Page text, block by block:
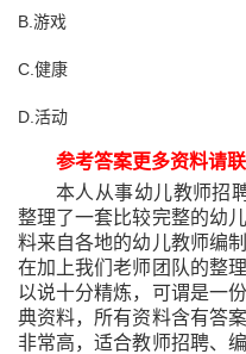
B.游戏
C.健康
D.活动
参考答案更多资料请
本人从事幼儿教师招
整理了一套比较完整的幼
料来自各地的幼儿教师编
在加上我们老师团队的整
以说十分精炼，可谓是一
典资料，所有资料含有答
非常高，适合教师招聘、